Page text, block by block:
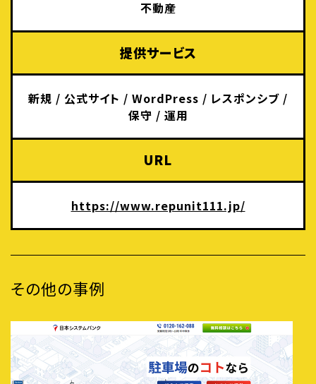
不動産
提供サービス
新規 / 公式サイト / WordPress / レスポンシブ /
保守 / 運用
URL
https://www.repunit111.jp/
その他の事例